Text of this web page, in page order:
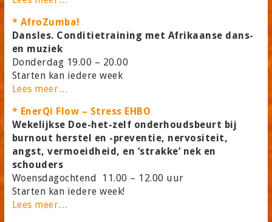
* AfroZumba!
Dansles. Conditietraining met Afrikaanse dans-
en muziek
Donderdag 19.00 – 20.00
Starten kan iedere week
Lees meer…
* EnerQi Flow – Stress EHBO
Wekelijkse Doe-het-zelf onderhoudsbeurt bij
burnout herstel en -preventie, nervositeit,
angst, vermoeidheid, en ‘strakke’ nek en
schouders
Woensdagochtend 11.00 – 12.00 uur
Starten kan iedere week!
Lees meer…